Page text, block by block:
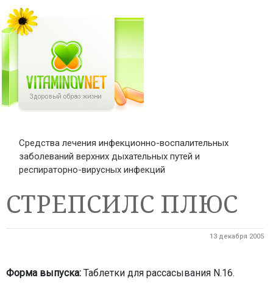
Средства лечения инфекционно-воспалительных
заболеваний верхних дыхательных путей и
респираторно-вирусных инфекций
СТРЕПСИЛС ПЛЮС
13 декабря 2005
Форма выпуска: Таблетки для рассасывания N.16.